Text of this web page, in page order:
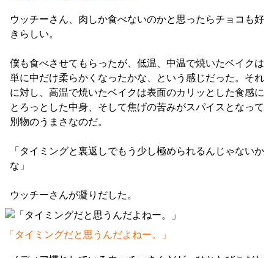
ウッチーさん、肉しか食べないのかと思ったらチョコも好
きらしい。
僕も食べさせてもらったが、低温、中温で焼いたベイクは
単に中だけ柔らかくなったかな、という感じだった。それ
に対し、高温で焼いたベイクは表面のカリッとした食感に
とろっとした中身、そして焦げの苦みがスパイスとなって
別物のうまさなのだ。
「タイミングと裏返しでもう少し極められるんじゃないか
な」
ウッチーさんが凝りだした。
「タイミングだと思うんだよねー。」